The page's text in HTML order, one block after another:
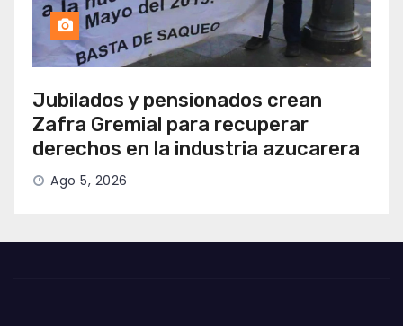
Jubilados y pensionados crean
Zafra Gremial para recuperar
derechos en la industria azucarera
Ago 5, 2026